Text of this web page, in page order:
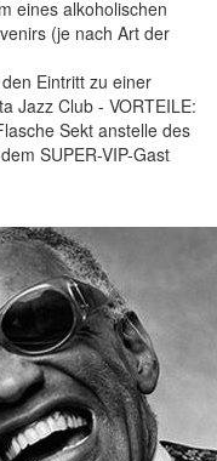
eines alkoholischen
(je nach Art der
Eintritt zu einer
Jazz Club - VORTEILE:
Sekt anstelle des
SUPER-VIP-Gast